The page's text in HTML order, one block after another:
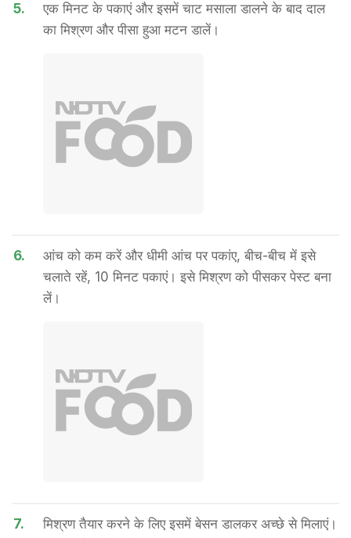
5.
एक मिनट के पकाएं और इसमें चाट मसाला डालने के बाद दाल
का मिश्रण और पीसा हुआ मटन डालें।
6.
आंच को कम करें और धीमी आंच पर पकांए, बीच-बीच में इसे
चलाते रहें, 10 मिनट पकाएं। इसे मिश्रण को पीसकर पेस्ट बना
लें।
7.
मिश्रण तैयार करने के लिए इसमें बेसन डालकर अच्छे से मिलाएं।